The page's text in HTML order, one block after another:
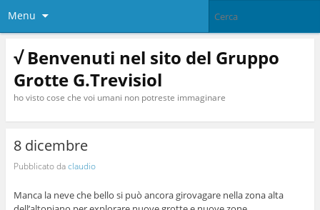
Menu
√ Benvenuti nel sito del Gruppo
Grotte G.Trevisiol
ho visto cose che voi umani non potreste immaginare
8 dicembre
Pubblicato daclaudio
Manca la neve che bello si può ancora girovagare nella zona alta